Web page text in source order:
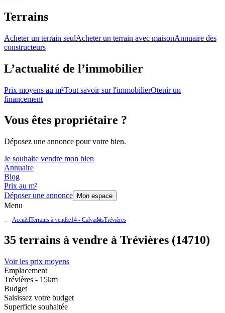
Terrains
Acheter un terrain seulAcheter un terrain avec maisonAnnuaire des
constructeurs
L’actualité de l’immobilier
Prix moyens au m²Tout savoir sur l'immobilierOtenir un
financement
Vous êtes propriétaire ?
Déposez une annonce pour votre bien.
Je souhaite vendre mon bien
Annuaire
Blog
Prix au m²
Déposer une annonce
Mon espace
Menu
AccueilTerrains à vendre14 - CalvadosTrévières
35 terrains à vendre à Trévières (14710)
Voir les prix moyens
Emplacement
Trévières - 15km
Budget
Saisissez votre budget
Superficie souhaitée